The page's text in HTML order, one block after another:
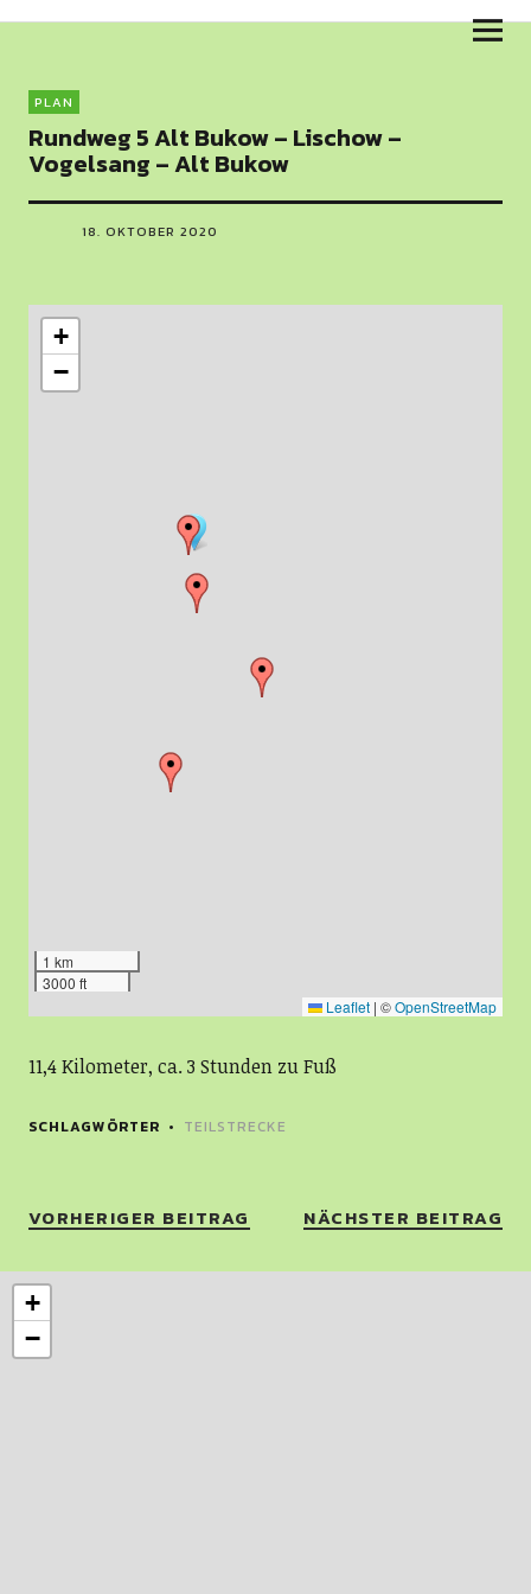
Skulpturenweg am Salzhaff
PLAN
Rundweg 5 Alt Bukow – Lischow –
Vogelsang – Alt Bukow
18. OKTOBER 2020
+
−
1 km
3000 ft
Leaflet | ©OpenStreetMap
11,4 Kilometer, ca. 3 Stunden zu Fuß
SCHLAGWÖRTER TEILSTRECKE
VORHERIGER BEITRAG NÄCHSTER BEITRAG
+
−